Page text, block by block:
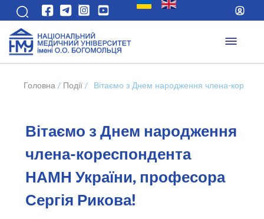
Головна / Події / Вітаємо з Днем народження члена-
Вітаємо з Днем народження
члена-кореспондента
НАМН України, професора
Сергія Рикова!